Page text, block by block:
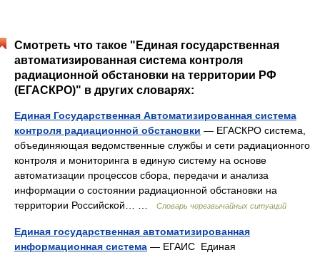
Смотреть что такое "Единая государственная
автоматизированная система контроля
радиационной обстановки на территории РФ
(ЕГАСКРО)" в других словарях:
Единая Государственная Автоматизированная система
контроля радиационной обстановки — ЕГАСКРО система,
объединяющая ведомственные службы и сети радиационного
контроля и мониторинга в единую систему на основе
автоматизации процессов сбора, передачи и анализа
информации о состоянии радиационной обстановки на
территории Российской… …
Словарь черезвычайных ситуаций
Единая государственная автоматизированная
информационная система — ЕГАИС Единая